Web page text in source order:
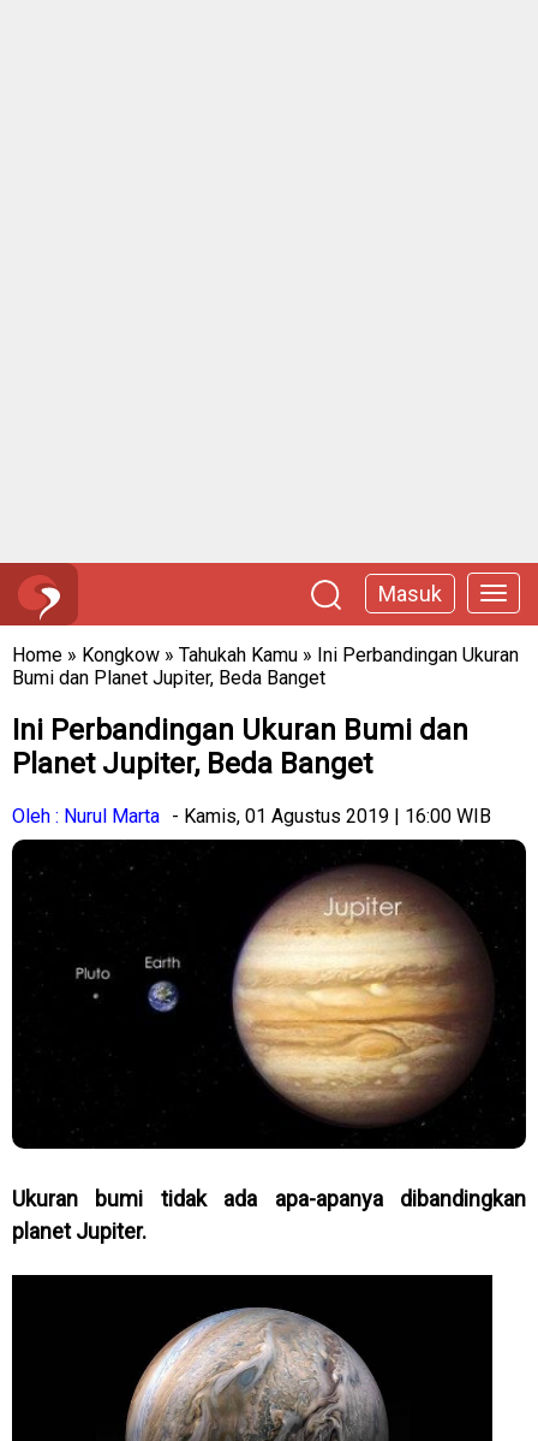
Masuk
Home » Kongkow » Tahukah Kamu » Ini Perbandingan Ukuran
Bumi dan Planet Jupiter, Beda Banget
Ini Perbandingan Ukuran Bumi dan
Planet Jupiter, Beda Banget
Oleh : Nurul Marta - Kamis, 01 Agustus 2019 | 16:00 WIB
Ukuran bumi tidak ada apa-apanya dibandingkan
planet Jupiter.